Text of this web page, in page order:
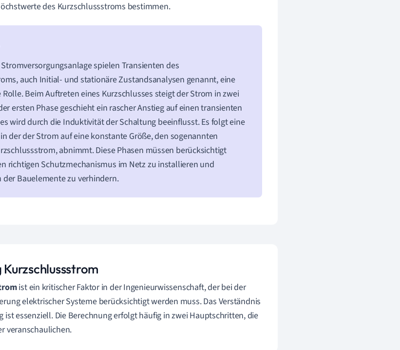
des Kurzschlussstroms bestimmen.
spielen Transienten des
auch Initial- und stationäre Zustandsanalysen genannt, eine
Beim Auftreten eines Kurzschlusses steigt der Strom in zwei
ersten Phase geschieht ein rascher Anstieg auf einen transienten
wird durch die Induktivität der Schaltung beeinflusst. Es folgt eine
der der Strom auf eine konstante Größe, den sogenannten
abnimmt. Diese Phasen müssen berücksichtigt
richtigen Schutzmechanismus im Netz zu installieren und
Bauelemente zu verhindern.
ist ein kritischer Faktor in der Ingenieurwissenschaft, der bei der
elektrischer Systeme berücksichtigt werden muss. Das Verständnis
ist essenziell. Die Berechnung erfolgt häufig in zwei Hauptschritten, die
veranschaulichen.